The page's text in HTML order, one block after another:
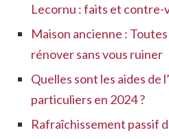
Lecornu : faits et contre-
Maison ancienne :
rénover sans vous ruiner
Quelles sont les aides de
particuliers en 2024 ?
Rafraîchissement passif